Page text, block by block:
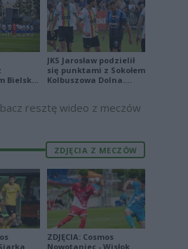
Bielsko-
JKS Jarosław podzielił
się punktami z Sokołem
Kolbuszowa Dolna.
resztę wideo z meczów
ZDJĘCIA Z MECZÓW
ZDJĘCIA: Cosmos
Nowotaniec - Wisłok